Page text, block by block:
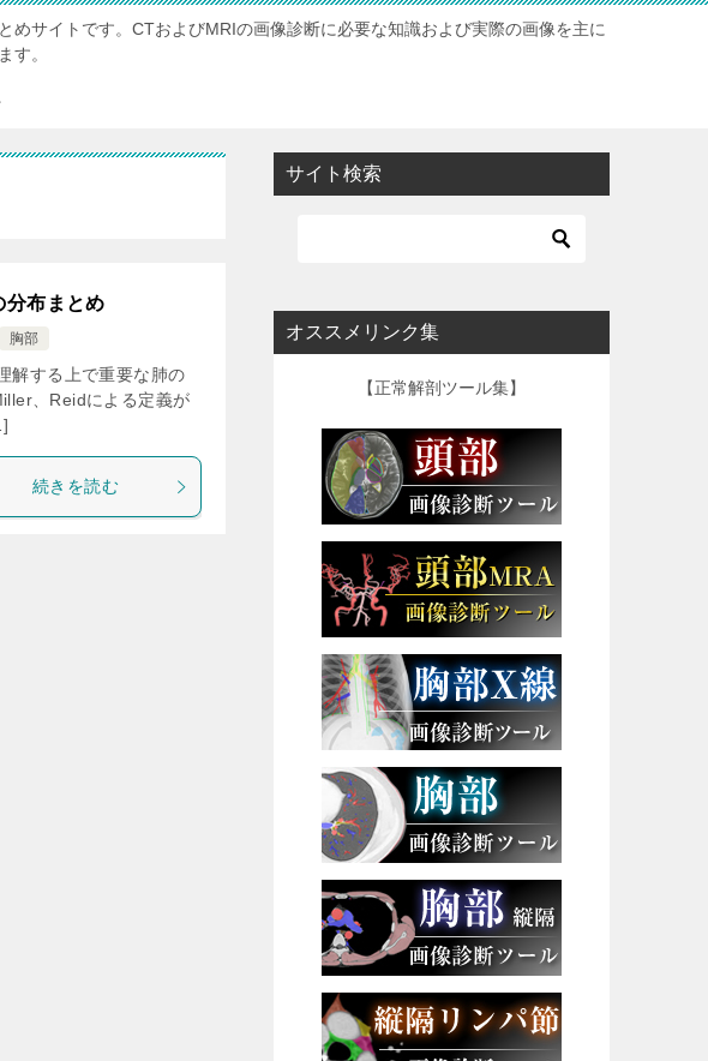
めサイトです。CTおよびMRIの画像診断に必要な知識および実際の画像を主に
す。
分布まとめ
胸部
解する上で重要な肺の
、Reidによる定義が
続きを読む
サイト検索
オススメリンク集
【正常解剖ツール集】